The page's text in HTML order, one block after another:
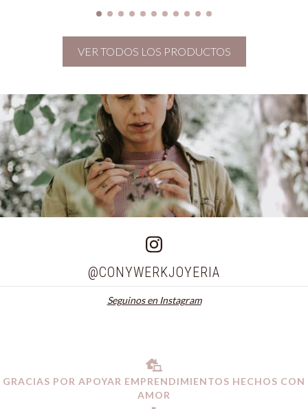
VER TODOS LOS PRODUCTOS
@CONYWERKJOYERIA
Seguinos en Instagram
GRACIAS POR APOYAR EMPRENDIMIENTOS HECHOS CON
AMOR